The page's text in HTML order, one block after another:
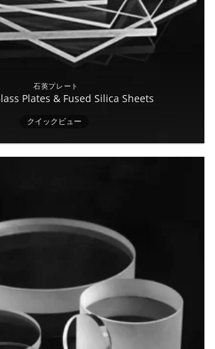
石英プレート
Plates & Fused Silica Sheets
クイックビュー